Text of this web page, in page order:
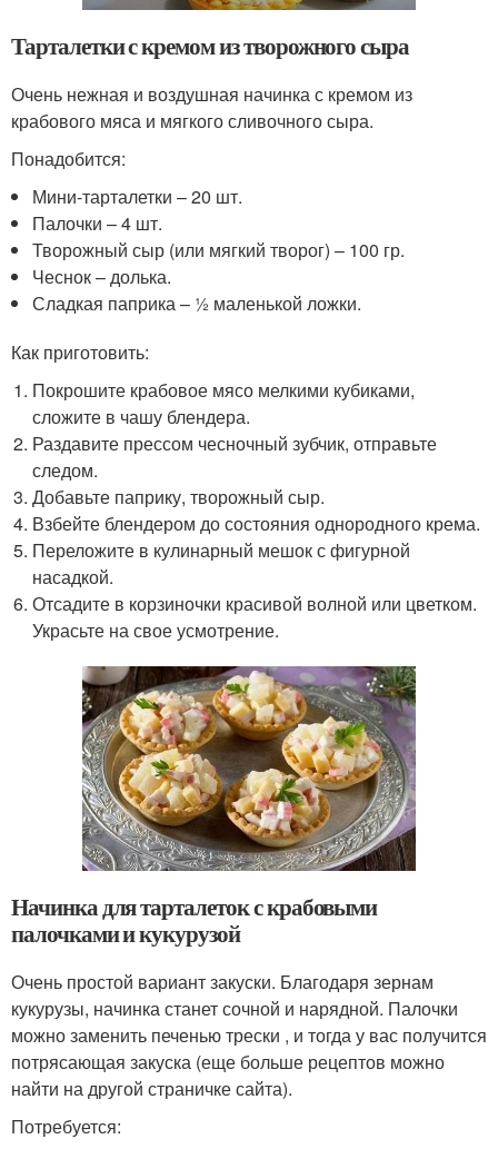
Тарталетки с кремом из творожного сыра
Очень нежная и воздушная начинка с кремом из
крабового мяса и мягкого сливочного сыра.
Понадобится:
Мини-тарталетки – 20 шт.
Палочки – 4 шт.
Творожный сыр (или мягкий творог) – 100 гр.
Чеснок – долька.
Сладкая паприка – ½ маленькой ложки.
Как приготовить:
Покрошите крабовое мясо мелкими кубиками,
сложите в чашу блендера.
Раздавите прессом чесночный зубчик, отправьте
следом.
Добавьте паприку, творожный сыр.
Взбейте блендером до состояния однородного крема.
Переложите в кулинарный мешок с фигурной
насадкой.
Отсадите в корзиночки красивой волной или цветком.
Украсьте на свое усмотрение.
Начинка для тарталеток с крабовыми
палочками и кукурузой
Очень простой вариант закуски. Благодаря зернам
кукурузы, начинка станет сочной и нарядной. Палочки
можно заменить печенью трески , и тогда у вас получится
потрясающая закуска (еще больше рецептов можно
найти на другой страничке сайта).
Потребуется: